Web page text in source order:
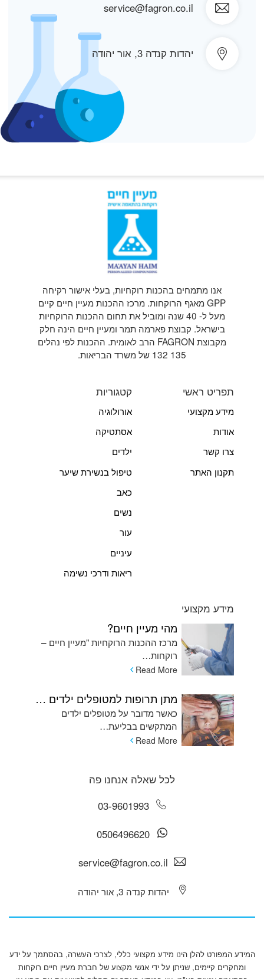
service@fagron.co.il
יהדות קנדה 3, אור יהודה
אנו מתמחים בהכנות רוקחיות, בעלי אישור רקיחה
GPP מאגף הרוקחות. מרכז ההכנות מעיין חיים קיים
מעל ל- 40 שנה ומוביל את תחום ההכנות הרוקחיות
בישראל. קבוצת פארמה תמר ומעיין חיים הינה חלק
מקבוצת FAGRON הרב לאומית. ההכנות לפי נהלים
135 132 של משרד הבריאות.
תפריט ראשי
מידע מקצועי
אודות
צרו קשר
תקנון האתר
קטגוריות
אורולוגיה
אסתטיקה
ילדים
טיפול בנשירת שיער
כאב
נשים
עור
עיניים
ריאות ודרכי נשימה
מידע מקצועי
מהי מעיין חיים?
מרכז ההכנות הרוקחיות "מעיין חיים –
רוקחות…
Read More
מתן תרופות למטופלים ילדים המתקשים בשימוש בכדורים ומהן האלטרנטיבות
כאשר מדובר על מטופלים ילדים
המתקשים בבליעת…
Read More
לכל שאלה אנחנו פה
03-9601993
0506496620
service@fagron.co.il
יהדות קנדה 3, אור יהודה
המידע המפורט להלן הינו מידע מקצועי כללי, לצרכי העשרה, בהסתמך על ידע
ומחקרים קיימים, שניתן על ידי אנשי מקצוע של חברת מעיין חיים רוקחות